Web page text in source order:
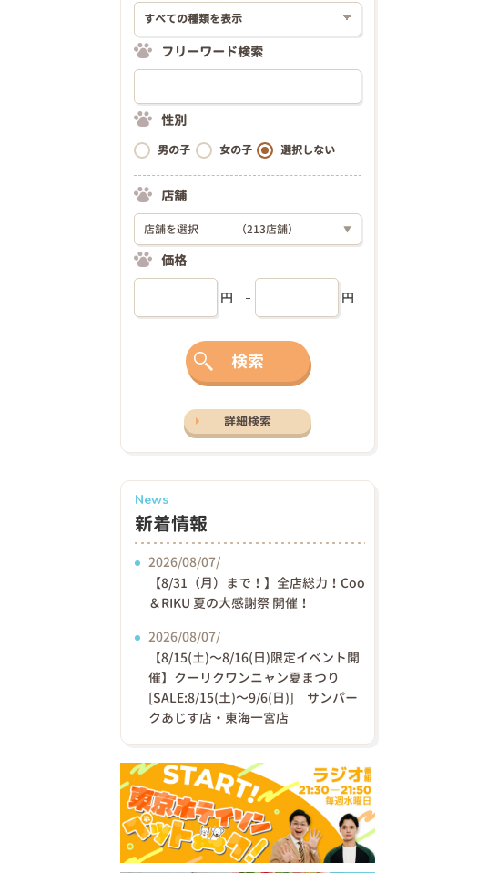
フリーワード検索
性別
男の子 女の子 選択しない
店舗
店舗を選択 （213店舗） ▼
価格
円 円
検索
詳細検索
News
新着情報
2026/08/07/
【8/31（月）まで！】全店総力！Coo
＆RIKU 夏の大感謝祭 開催！
2026/08/07/
【8/15(土)〜8/16(日)限定イベント開
催】クーリクワンニャン夏まつり
[SALE:8/15(土)～9/6(日)] サンパー
クあじす店・東海一宮店